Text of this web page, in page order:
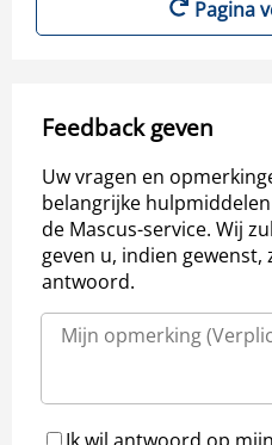
Pagina
Feedback geven
Uw vragen en
belangrijke
de Mascus-service. Wij
geven u, indien gewenst,
antwoord.